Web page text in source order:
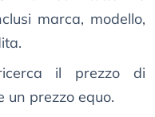
marca, modello,
il prezzo di
un prezzo equo.